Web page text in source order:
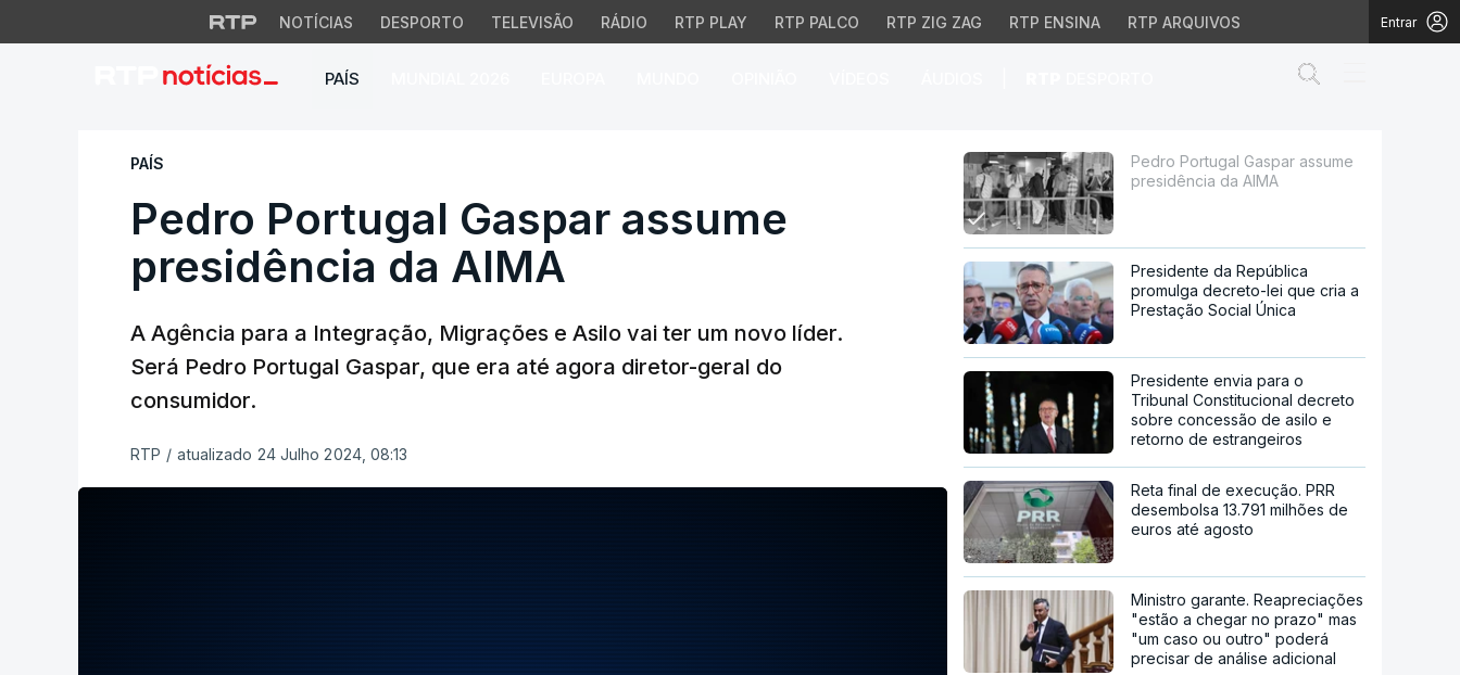
NOTÍCIAS DESPORTO TELEVISÃO RÁDIO RTP PLAY RTP PALCO RTP ZIG ZAG RTP ENSINA RTP ARQUIVOS Entrar
PAÍS
Pedro Portugal Gaspar assume presidência da AIMA
PAÍS
Pedro Portugal Gaspar assume
presidência da AIMA
A Agência para a Integração, Migrações e Asilo vai ter um novo líder.
Será Pedro Portugal Gaspar, que era até agora diretor-geral do
consumidor.
RTP / atualizado 24 Julho 2024, 08:13
Pedro Portugal Gaspar assume
presidência da AIMA
Presidente da República
promulga decreto-lei que cria a
Prestação Social Única
Presidente envia para o
Tribunal Constitucional decreto
sobre concessão de asilo e
retorno de estrangeiros
Reta final de execução. PRR
desembolsa 13.791 milhões de
euros até agosto
Ministro garante. Reapreciações
"estão a chegar no prazo" mas
"um caso ou outro" poderá
precisar de análise adicional